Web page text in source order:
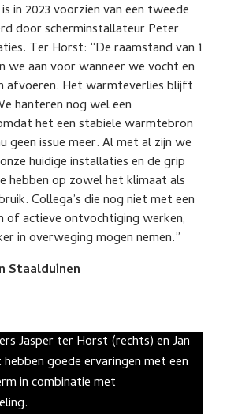
in 2023 voorzien van een tweede
door scherminstallateur Peter
Ter Horst: “De raamstand van 1
we aan voor wanneer we vocht en
afvoeren. Het warmteverlies blijft
hanteren nog wel een
het een stabiele warmtebron
geen issue meer. Al met al zijn we
huidige installaties en de grip
hebben op zowel het klimaat als
Collega’s die nog niet met een
of actieve ontvochtiging werken,
in overweging mogen nemen.”
Staalduinen
Jasper ter Horst (rechts) en Jan
goede ervaringen met een
in combinatie met